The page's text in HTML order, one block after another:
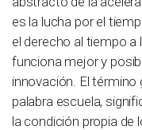
es la lucha por el
el derecho al tiempo a
funciona mejor y
innovación. El término
palabra escuela,
la condición propia de